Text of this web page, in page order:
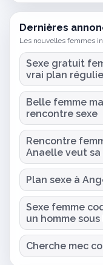
Dernières
Les nouvelles femmes
Sexe gratuit
vrai plan
Belle femme
rencontre sexe
Rencontre
Anaelle veut sa
Plan sexe à
Sexe femme
un homme
Cherche mec